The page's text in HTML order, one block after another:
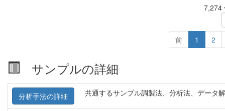
7,274
前 1 2
サンプルの詳細
分析手法の詳細 共通するサンプル調製法、分析法、データ